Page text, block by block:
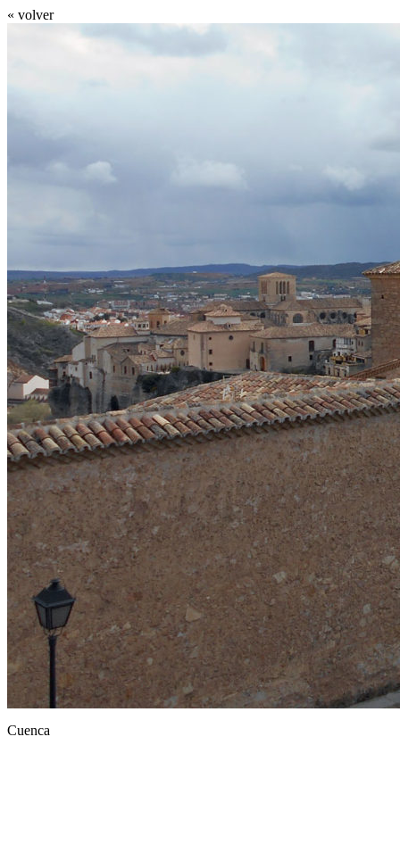
« volver
Cuenca